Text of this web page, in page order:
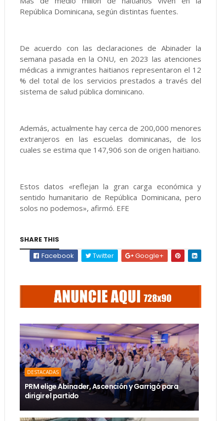
República Dominicana, según distintas fuentes.
De acuerdo con las declaraciones de Abinader la
semana pasada en la ONU, en 2023 las atenciones
médicas a inmigrantes haitianos representaron el 12
% del total de los servicios prestados a través del
sistema de salud pública dominicano.
Además, actualmente hay cerca de 200,000 menores
extranjeros en las escuelas dominicanas, de los
cuales se estima que 147,906 son de origen haitiano.
Estos datos «reflejan la gran carga económica y
sentido humanitario de República Dominicana, pero
solos no podemos», afirmó. EFE
SHARE THIS
Facebook
Twitter Google+
DESTACADAS
PRM elige Abinader, Ascención y Garrigó para
dirigir el partido